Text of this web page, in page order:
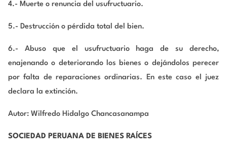
4.- Muerte o renuncia del usufructuario.
5.- Destrucción o pérdida total del bien.
6.- Abuso que el usufructuario haga de su derecho,
enajenando o deteriorando los bienes o dejándolos perecer
por falta de reparaciones ordinarias. En este caso el juez
declara la extinción.
Autor: Wilfredo Hidalgo Chancasanampa
SOCIEDAD PERUANA DE BIENES RAÍCES